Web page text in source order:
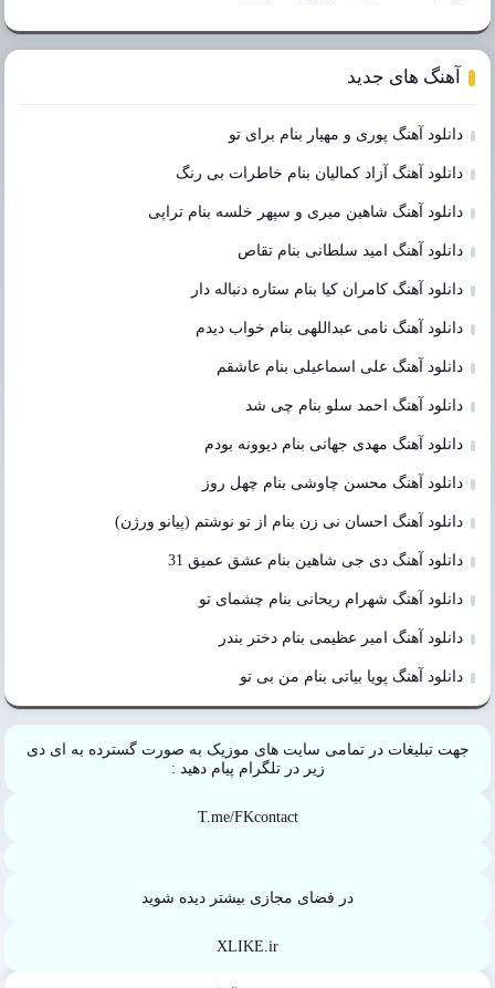
آهنگ های جدید
دانلود آهنگ پوری و مهیار بنام برای تو
دانلود آهنگ آزاد کمالیان بنام خاطرات بی رنگ
دانلود آهنگ شاهین میری و سپهر خلسه بنام تراپی
دانلود آهنگ امید سلطانی بنام تقاص
دانلود آهنگ کامران کیا بنام ستاره دنباله دار
دانلود آهنگ نامی عبداللهی بنام خواب دیدم
دانلود آهنگ علی اسماعیلی بنام عاشقم
دانلود آهنگ احمد سلو بنام چی شد
دانلود آهنگ مهدی جهانی بنام دیوونه بودم
دانلود آهنگ محسن چاوشی بنام چهل روز
دانلود آهنگ احسان نی زن بنام از تو نوشتم (پیانو ورژن)
دانلود آهنگ دی جی شاهین بنام عشق عمیق 31
دانلود آهنگ شهرام ریحانی بنام چشمای تو
دانلود آهنگ امیر عظیمی بنام دختر بندر
دانلود آهنگ پویا بیاتی بنام من بی تو
جهت تبلیغات در تمامی سایت های موزیک به صورت گسترده به ای دی
زیر در تلگرام پیام دهید :
T.me/FKcontact
در فضای مجازی بیشتر دیده شوید
XLIKE.ir